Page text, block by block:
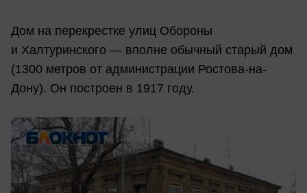
Дом на перекрестке улиц Обороны
и Халтуринского — вполне обычный старый дом
(1300 метров от администрации Ростова-на-
Дону). Он построен в 1917 году.